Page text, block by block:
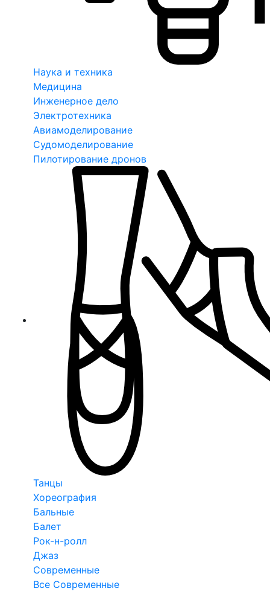
Наука и техника
Медицина
Инженерное дело
Электротехника
Авиамоделирование
Судомоделирование
Пилотирование дронов
Танцы
Хореография
Бальные
Балет
Рок-н-ролл
Джаз
Современные
Все Современные